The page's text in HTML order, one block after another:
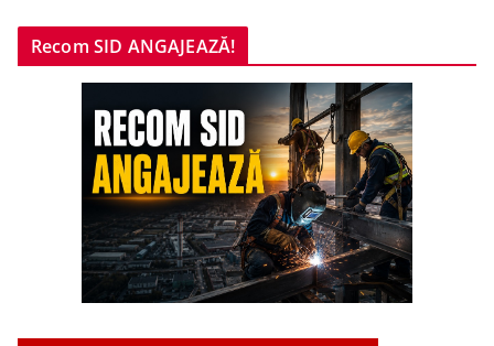
Recom SID ANGAJEAZĂ!